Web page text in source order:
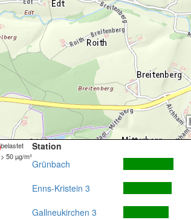
belastet
> 50 µg/m³
Station
Grünbach
Enns-Kristein 3
Gallneukirchen 3